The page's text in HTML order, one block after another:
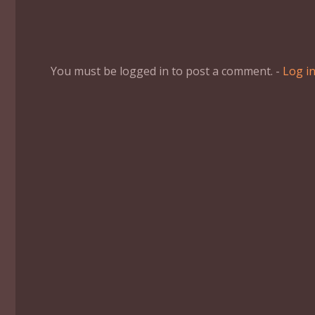
You must be logged in to post a comment. - Log in